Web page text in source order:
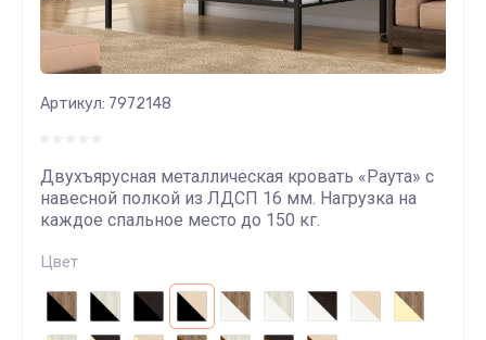
Артикул: 7972148
Двухъярусная металлическая кровать «Раута» с
навесной полкой из ЛДСП 16 мм. Нагрузка на
каждое спальное место до 150 кг.
Цвет